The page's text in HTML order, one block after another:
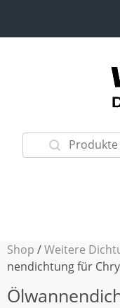
Shop /Weitere
nendichtung für